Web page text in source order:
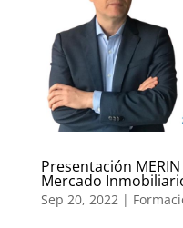
Presentación
Mercado
Sep 20, 2022|